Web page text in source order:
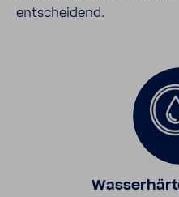
entschei­dend.